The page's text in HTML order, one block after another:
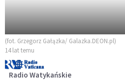
(fot. Grzegorz Gałązka/ Galazka.DEON.pl)
14 lat temu
Radio Watykańskie